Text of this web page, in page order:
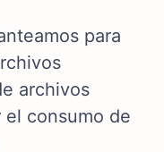
para
archivos
el consumo de